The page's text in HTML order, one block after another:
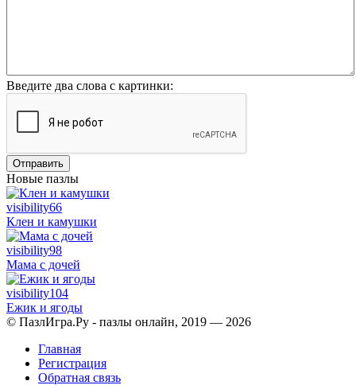
Введите два слова с картинки:
Отправить
Новые пазлы
visibility66
Клен и камушки
visibility98
Мама с дочей
visibility104
Ежик и ягоды
© ПазлИгра.Ру - пазлы онлайн, 2019 — 2026
Главная
Регистрация
Обратная связь